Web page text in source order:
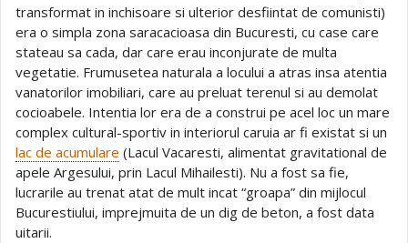
transformat in inchisoare si ulterior desfiintat de comunisti)
era o simpla zona saracacioasa din Bucuresti, cu case care
stateau sa cada, dar care erau inconjurate de multa
vegetatie. Frumusetea naturala a locului a atras insa atentia
vanatorilor imobiliari, care au preluat terenul si au demolat
cocioabele. Intentia lor era de a construi pe acel loc un mare
complex cultural-sportiv in interiorul caruia ar fi existat si un
lac de acumulare (Lacul Vacaresti, alimentat gravitational de
apele Argesului, prin Lacul Mihailesti). Nu a fost sa fie,
lucrarile au trenat atat de mult incat “groapa” din mijlocul
Bucurestiului, imprejmuita de un dig de beton, a fost data
uitarii.